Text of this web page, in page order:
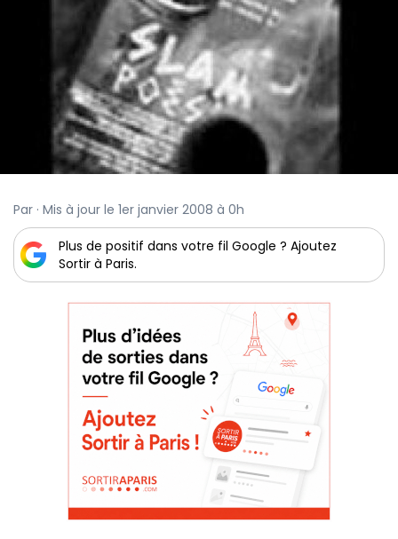
Par · Mis à jour le 1er janvier 2008 à 0h
Plus de positif dans votre fil Google ? Ajoutez
Sortir à Paris.